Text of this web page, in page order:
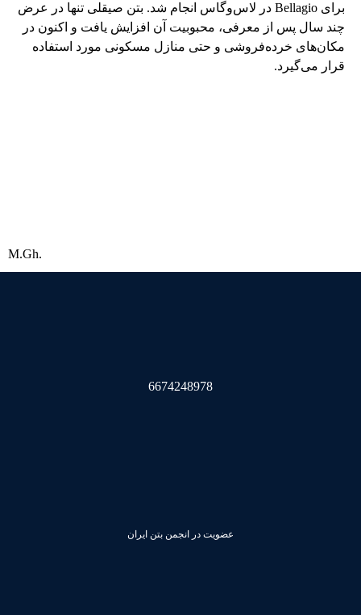
برای Bellagio در لاس‌وگاس انجام شد. بتن صیقلی تنها در عرض
چند سال پس از معرفی، محبوبیت آن افزایش یافت و اکنون در
مکان‌های خرده‌فروشی و حتی منازل مسکونی مورد استفاده
قرار می‌گیرد.
M.Gh.
6674248978
عضویت در انجمن بتن ایران